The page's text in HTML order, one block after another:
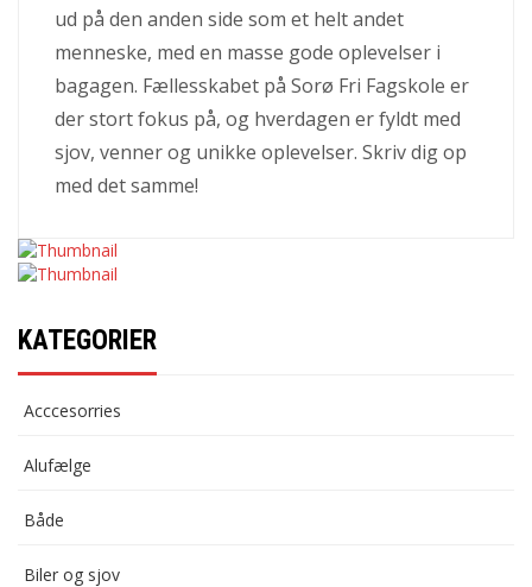
ud på den anden side som et helt andet
menneske, med en masse gode oplevelser i
bagagen. Fællesskabet på Sorø Fri Fagskole er
der stort fokus på, og hverdagen er fyldt med
sjov, venner og unikke oplevelser. Skriv dig op
med det samme!
KATEGORIER
Acccesorries
Alufælge
Både
Biler og sjov